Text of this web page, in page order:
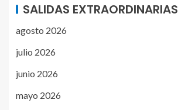
SALIDAS EXTRAORDINARIAS
agosto 2026
julio 2026
junio 2026
mayo 2026